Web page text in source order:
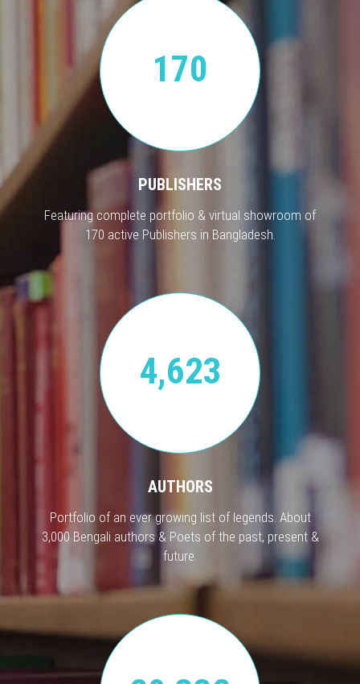
170
PUBLISHERS
Featuring complete portfolio & virtual showroom of
170 active Publishers in Bangladesh.
4,623
AUTHORS
Portfolio of an ever growing list of legends. About
3,000 Bengali authors & Poets of the past, present &
future.